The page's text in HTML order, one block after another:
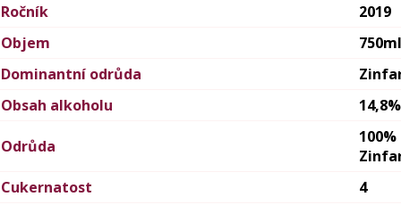
Ročník
2019
Objem
750ml
Dominantní odrůda
Obsah alkoholu
14,8%
Odrůda
100%
Cukernatost
4